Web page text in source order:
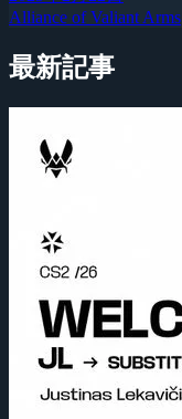
Alliance of Valiant Arms
最新記事